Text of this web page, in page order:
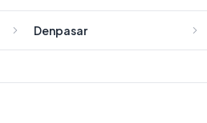
Denpasar